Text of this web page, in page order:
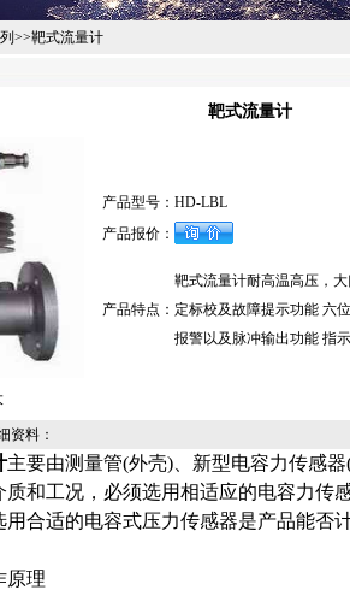
>>靶式流量计
靶式流量计
产品型号： HD-LBL
产品报价：
产品特点：
靶式流量计耐高温高压，大
定标校及故障提示功能 六位
报警以及脉冲输出功能 指
料：
主要由测量管(外壳)、新型电容力传感器(
质和工况，必须选用相适应的电容力传感
用合适的电容式压力传感器是产品能否计
原理